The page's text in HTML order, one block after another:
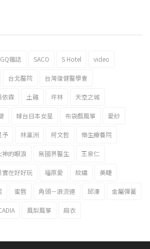
岸國際風箏節「風在石起」霸氣回歸
GQ雜誌 SACO S Hotel video
台北醫院 台灣復健醫學會
依霖 土雞 坪林 天空之城
嫁台日本女星 布袋戲風箏 愛紗
予 林瀛洲 柯文哲 樂生療養院
神的眼淚 無國界醫生 王泉仁
實在好好玩 福原愛 紋繡 美睫
蜜唇 角頭－浪流連 邱澤 金屬彈簧
風梨風箏 麻衣